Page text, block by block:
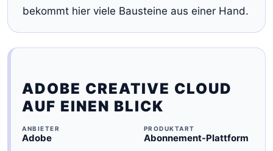
bekommt hier viele Bausteine aus einer Hand.
ADOBE CREATIVE CLOUD
AUF EINEN BLICK
ANBIETER
Adobe
PRODUKTART
Abonnement-Plattform